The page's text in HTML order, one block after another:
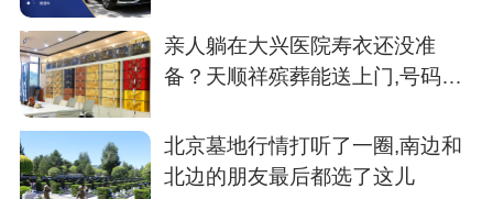
亲人躺在大兴医院寿衣还没准
备？天顺祥殡葬能送上门,号码我
北京墓地行情打听了一圈,南边和
北边的朋友最后都选了这儿